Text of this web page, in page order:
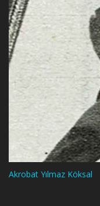
Akrobat Yılmaz Köksal